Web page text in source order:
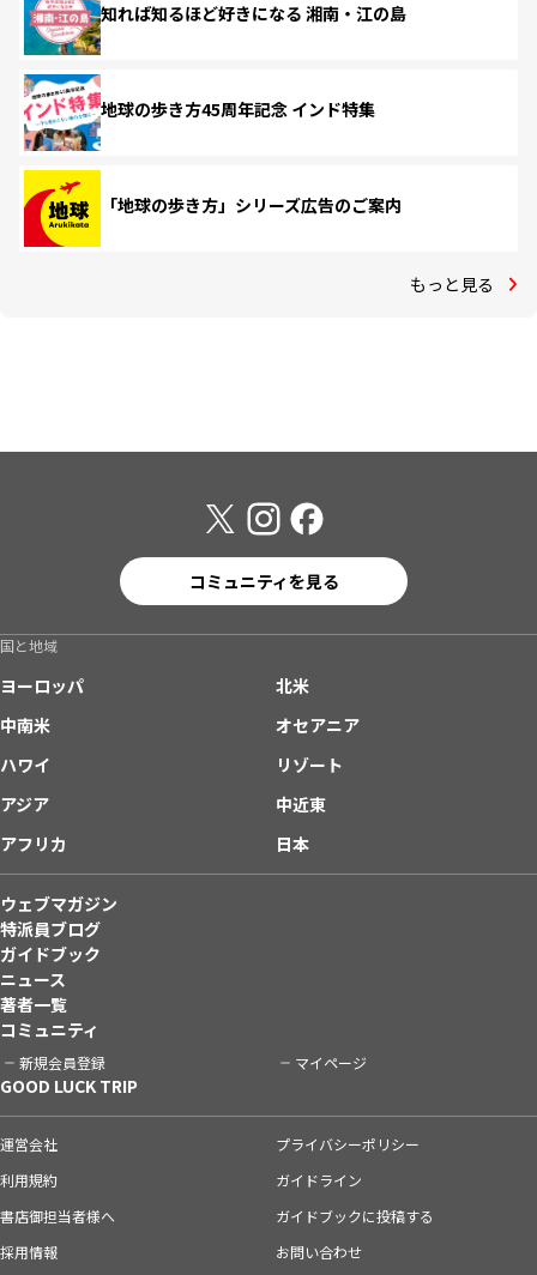
知れば知るほど好きになる 湘南・江の島
地球の歩き方45周年記念 インド特集
「地球の歩き方」シリーズ広告のご案内
もっと見る
コミュニティを見る
国と地域
ヨーロッパ
北米
中南米
オセアニア
ハワイ
リゾート
アジア
中近東
アフリカ
日本
ウェブマガジン
特派員ブログ
ガイドブック
ニュース
著者一覧
コミュニティ
新規会員登録 マイページ
GOOD LUCK TRIP
運営会社
プライバシーポリシー
利用規約
ガイドライン
書店御担当者様へ
ガイドブックに投稿する
採用情報
お問い合わせ